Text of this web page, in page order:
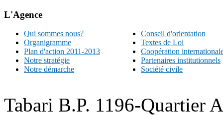
L'Agence
Qui sommes nous?
Organigramme
Plan d'action 2011-2013
Notre stratégie
Notre démarche
Conseil d'orientation
Textes de Loi
Coopération
Partenaires institutionnels
Société civile
Tabari B.P. 1196-Quartier